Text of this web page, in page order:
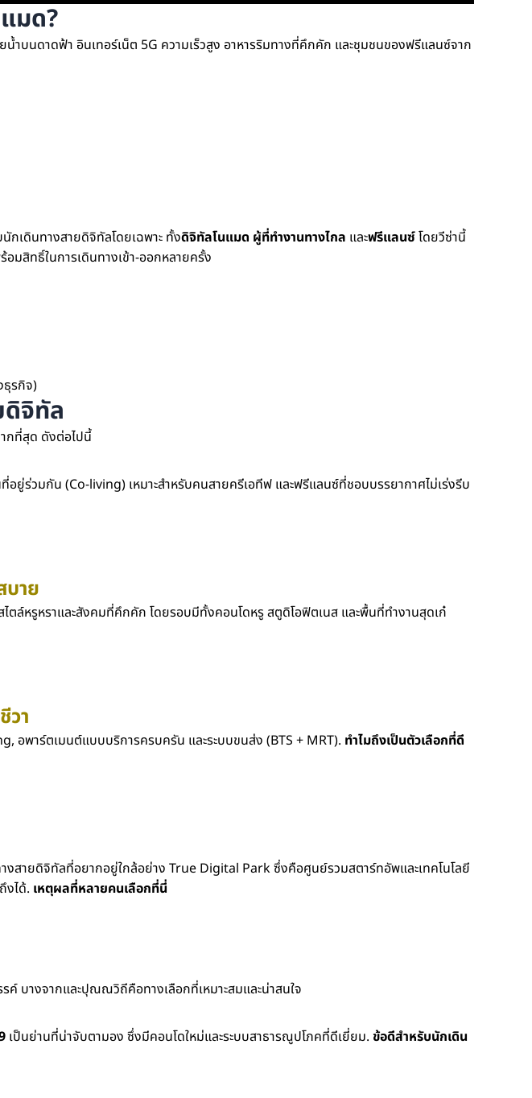
มด?
น้ำบนดาดฟ้า อินเทอร์เน็ต 5G ความเร็วสูง อาหารริมทางที่คึกคัก และชุมชนของฟรีแลนซ์จาก
เดินทางสายดิจิทัลโดยเฉพาะ ทั้งดิจิทัลโนแมด ผู้ที่ทำงานทางไกล และฟรีแลนซ์โดยวีซ่านี้
อมสิทธิ์ในการเดินทางเข้า-ออกหลายครั้ง
ธุรกิจ)
ดิจิทัล
กที่สุด ดังต่อไปนี้
ร่วมกัน (Co-living) เหมาะสำหรับคนสายครีเอทีฟ และฟรีแลนซ์ที่ชอบบรรยากาศไม่เร่งรีบ
บาย
ล์หรูหราและสังคมที่คึกคัก โดยรอบมีทั้งคอนโดหรู สตูดิโอฟิตเนส และพื้นที่ทำงานสุดเก๋
วา
อพาร์ตเมนต์แบบบริการครบครัน และระบบขนส่ง (BTS + MRT). ทำไมถึงเป็นตัวเลือกที่ดี
งสายดิจิทัลที่อยากอยู่ใกล้อย่าง True Digital Park ซึ่งคือศูนย์รวมสตาร์ทอัพและเทคโนโลยี
งได้. เหตุผลที่หลายคนเลือกที่นี่
บางจากและปุณณวิถีคือทางเลือกที่เหมาะสมและน่าสนใจ
เป็นย่านที่น่าจับตามอง ซึ่งมีคอนโดใหม่และระบบสาธารณูปโภคที่ดีเยี่ยม. ข้อดีสำหรับนักเดิน